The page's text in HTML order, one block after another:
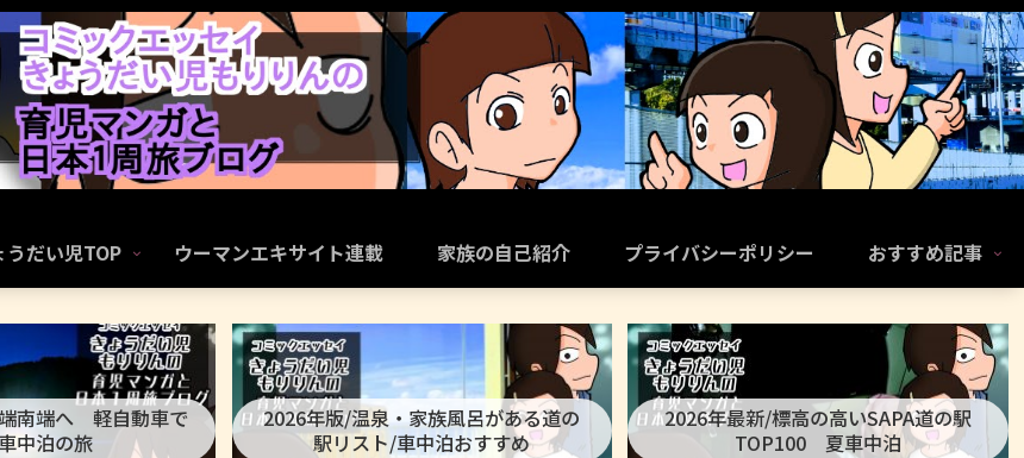
うだい児TOP ウーマンエキサイト連載 家族の自己紹介 プライバシーポリシー おすすめ記事
南端へ 軽自動車で
中泊の旅
2026年版/温泉・家族風呂がある道の
駅リスト/車中泊おすすめ
2026年最新/標高の高いSAPA道の駅
TOP100 夏車中泊